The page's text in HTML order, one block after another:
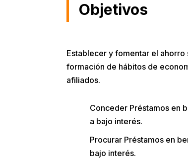
Objetivos
Establecer y fomentar el
formación de hábitos de
afiliados.
Conceder Préstamos en
a bajo interés.
Procurar Préstamos en
bajo interés.